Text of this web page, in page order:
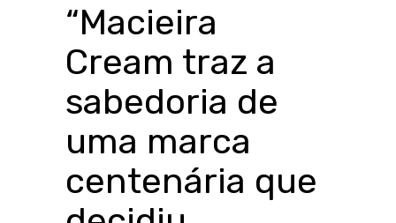
“Macieira
Cream traz a
sabedoria de
uma marca
centenária que